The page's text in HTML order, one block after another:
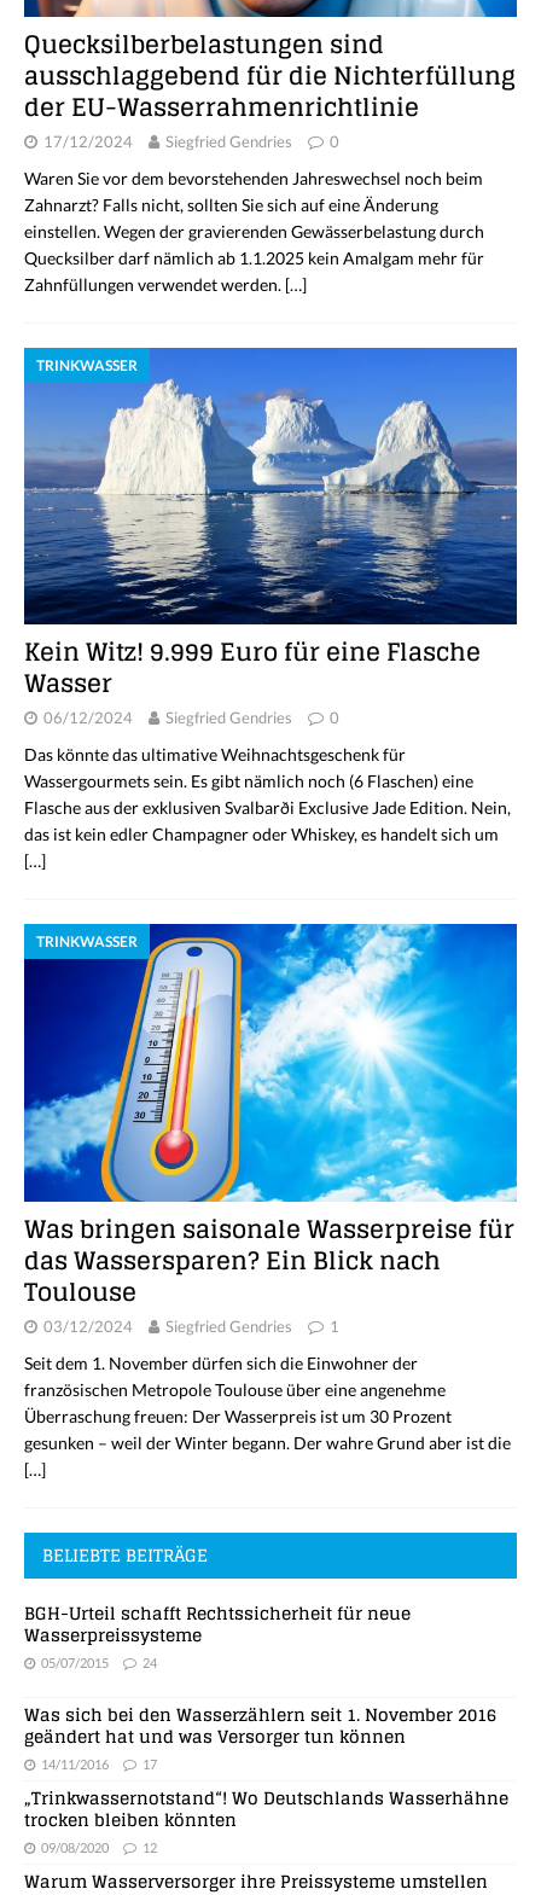
Quecksilberbelastungen sind
ausschlaggebend für die Nichterfüllung
der EU-Wasserrahmenrichtlinie
17/12/2024 Siegfried Gendries 0
Waren Sie vor dem bevorstehenden Jahreswechsel noch beim
Zahnarzt? Falls nicht, sollten Sie sich auf eine Änderung
einstellen. Wegen der gravierenden Gewässerbelastung durch
Quecksilber darf nämlich ab 1.1.2025 kein Amalgam mehr für
Zahnfüllungen verwendet werden. […]
TRINKWASSER
Kein Witz! 9.999 Euro für eine Flasche
Wasser
06/12/2024 Siegfried Gendries 0
Das könnte das ultimative Weihnachtsgeschenk für
Wassergourmets sein. Es gibt nämlich noch (6 Flaschen) eine
Flasche aus der exklusiven Svalbarði Exclusive Jade Edition. Nein,
das ist kein edler Champagner oder Whiskey, es handelt sich um
[…]
TRINKWASSER
Was bringen saisonale Wasserpreise für
das Wassersparen? Ein Blick nach
Toulouse
03/12/2024 Siegfried Gendries 1
Seit dem 1. November dürfen sich die Einwohner der
französischen Metropole Toulouse über eine angenehme
Überraschung freuen: Der Wasserpreis ist um 30 Prozent
gesunken – weil der Winter begann. Der wahre Grund aber ist die
[…]
BELIEBTE BEITRÄGE
BGH-Urteil schafft Rechtssicherheit für neue
Wasserpreissysteme
05/07/2015 24
Was sich bei den Wasserzählern seit 1. November 2016
geändert hat und was Versorger tun können
14/11/2016 17
„Trinkwassernotstand“! Wo Deutschlands Wasserhähne
trocken bleiben könnten
09/08/2020 12
Warum Wasserversorger ihre Preissysteme umstellen